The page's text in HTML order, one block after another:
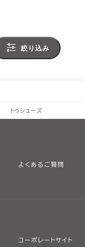
絞り込み
トゥシューズ
よくあるご質問
コーポレートサイト